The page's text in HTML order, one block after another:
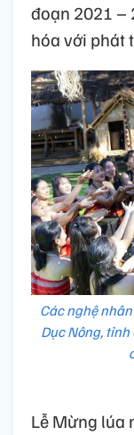
đoạn 2021 –
hóa với phát
Các nghệ
Dục Nông,
Lễ Mừng lúa